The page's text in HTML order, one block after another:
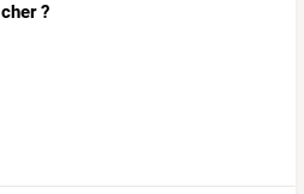
cher ?